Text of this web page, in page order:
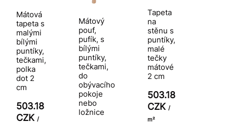
Mátová
tapeta s
malými
bílými
puntíky,
tečkami,
polka
dot 2
cm
503.18
CZK /
Mátový
pouf,
pufík, s
bílými
puntíky,
tečkami,
do
obývacího
pokoje
nebo
ložnice
Tapeta
na
stěnu s
puntíky,
malé
tečky
mátové
2 cm
503.18
CZK /
m²